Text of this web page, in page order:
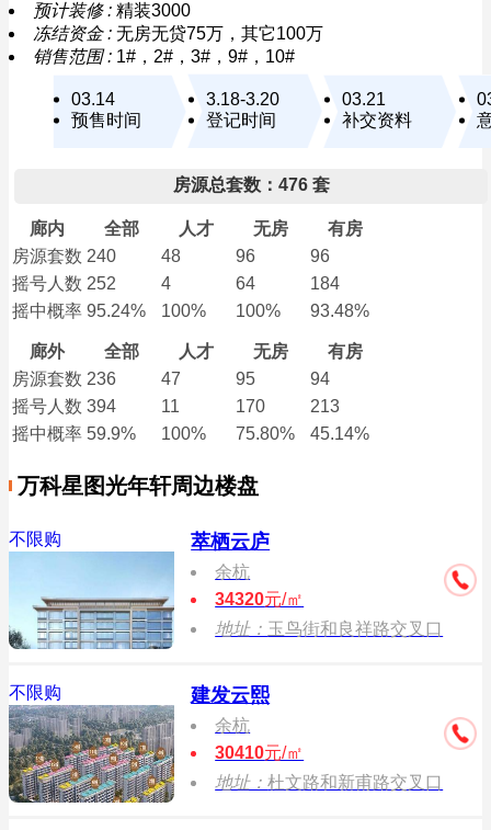
预计装修 : 精装3000
冻结资金 : 无房无贷75万，其它100万
销售范围 : 1#，2#，3#，9#，10#
03.14
预售时间
3.18-3.20
登记时间
03.21
补交资料
房源总套数：476 套
廊内 全部 人才 无房
有房
房源套数 240 48 96
96
摇号人数 252 4 64
184
摇中概率 95.24% 100% 100% 93.48%
廊外 全部 人才 无房
有房
房源套数 236 47 95
94
摇号人数 394 11 170
213
摇中概率 59.9% 100% 75.80% 45.14%
万科星图光年轩周边楼盘
不限购 萃栖云庐
余杭
34320元/㎡
地址： 玉鸟街和良祥路交叉口
不限购 建发云熙
余杭
30410元/㎡
地址：杜文路和新甫路交叉口